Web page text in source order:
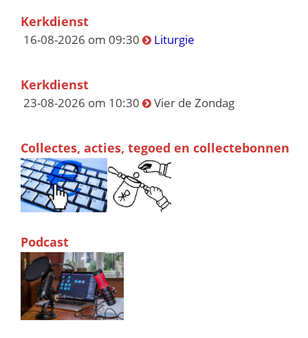
Kerkdienst
16-08-2026 om 09:30 Liturgie
Kerkdienst
23-08-2026 om 10:30 Vier de Zondag
Collectes, acties, tegoed en collectebonnen
Podcast